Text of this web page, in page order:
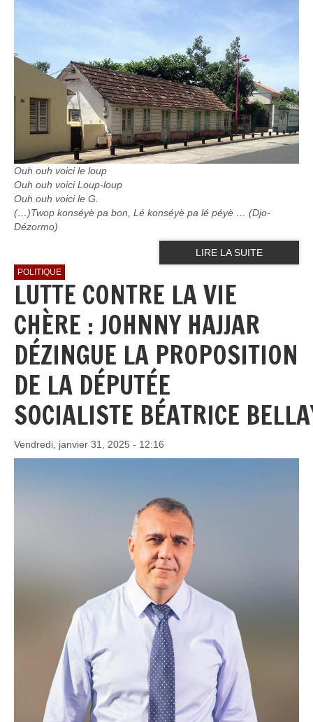
Ouh ouh voici le loup
Ouh ouh voici Loup-loup
Ouh ouh voici le G.
(…)Twop konséyè pa bon, Lé konséyè pa lé péyè … (Djo-
Dézormo)
LIRE LA SUITE
POLITIQUE
LUTTE CONTRE LA VIE
CHÈRE : JOHNNY HAJJAR
DÉZINGUE LA PROPOSITION
DE LA DÉPUTÉE
SOCIALISTE BÉATRICE
Vendredi, janvier 31, 2025 - 12:16